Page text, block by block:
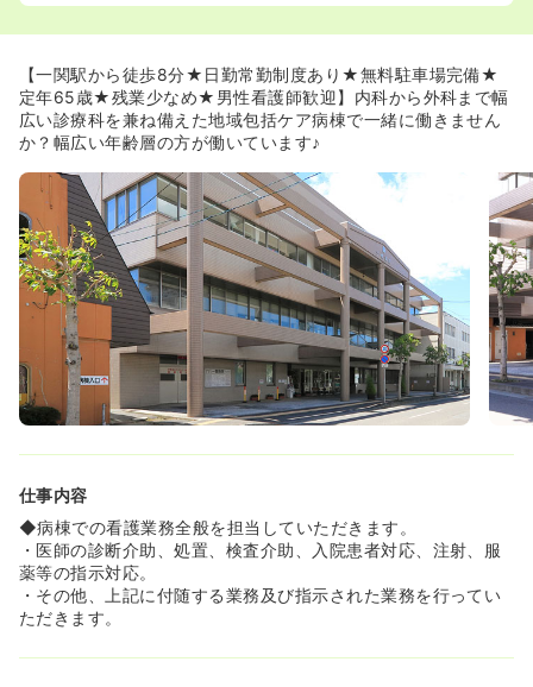
◆同院では産休・育休の取得実績も数多くあり、また日勤
常勤制度などお子様がいらっしゃる方が数多くご活躍され
てます！
◆有給休暇も毎月消化していくような風土がございます！
≪院内研修充実♪≫
◆看護部の取り組みとして、資質向上のための役割別・年
代別の教育プログラムを実施しております。年度末の総括
では、各部署・委員会ごとに看護研究の発表があり、取り
組んだ看護実践の検証の場となりますし、スタッフ間での
刺激にもなっているようです
内科から外科まで幅広い診療科を兼ね備えた地域包括ケア
病棟で一緒に働きませんか？幅広い年齢層の方が働いてい
ます
【一関駅から徒歩8分★日勤常勤制度あり★無料駐車場完備★
定年65歳★残業少なめ★男性看護師歓迎】内科から外科まで幅
広い診療科を兼ね備えた地域包括ケア病棟で一緒に働きません
か？幅広い年齢層の方が働いています♪
仕事内容
◆病棟での看護業務全般を担当していただきます。
・医師の診断介助、処置、検査介助、入院患者対応、注射、服
薬等の指示対応。
・その他、上記に付随する業務及び指示された業務を行ってい
ただきます。